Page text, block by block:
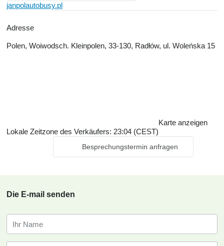
janpolautobusy.pl
Adresse
Polen, Woiwodsch. Kleinpolen, 33-130, Radłów, ul. Woleńska 15
Karte anzeigen
Lokale Zeitzone des Verkäufers: 23:04 (CEST)
Besprechungstermin anfragen
Die E-mail senden